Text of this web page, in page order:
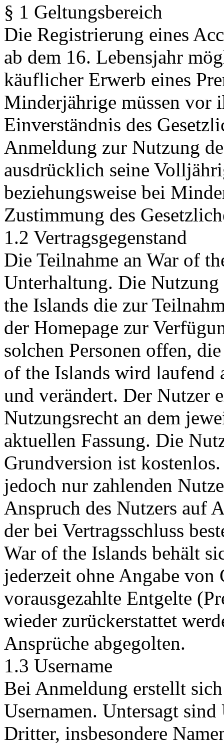
§ 1 Geltungsbereich
Die Registrierung eines
ab dem 16. Lebensjahr
käuflicher Erwerb eines
Minderjährige müssen vor
Einverständnis des
Anmeldung zur Nutzung
ausdrücklich seine
beziehungsweise bei
Zustimmung des
1.2 Vertragsgegenstand
Die Teilnahme an War of
Unterhaltung. Die
the Islands die zur
der Homepage zur
solchen Personen offen,
of the Islands wird laufend
und verändert. Der Nutzer
Nutzungsrecht an dem
aktuellen Fassung. Die
Grundversion ist
jedoch nur zahlenden
Anspruch des Nutzers auf
der bei Vertragsschluss
War of the Islands behält
jederzeit ohne Angabe
vorausgezahlte Entgelte
wieder zurückerstattet
Ansprüche abgegolten.
1.3 Username
Bei Anmeldung erstellt
Usernamen. Untersagt
Dritter, insbesondere